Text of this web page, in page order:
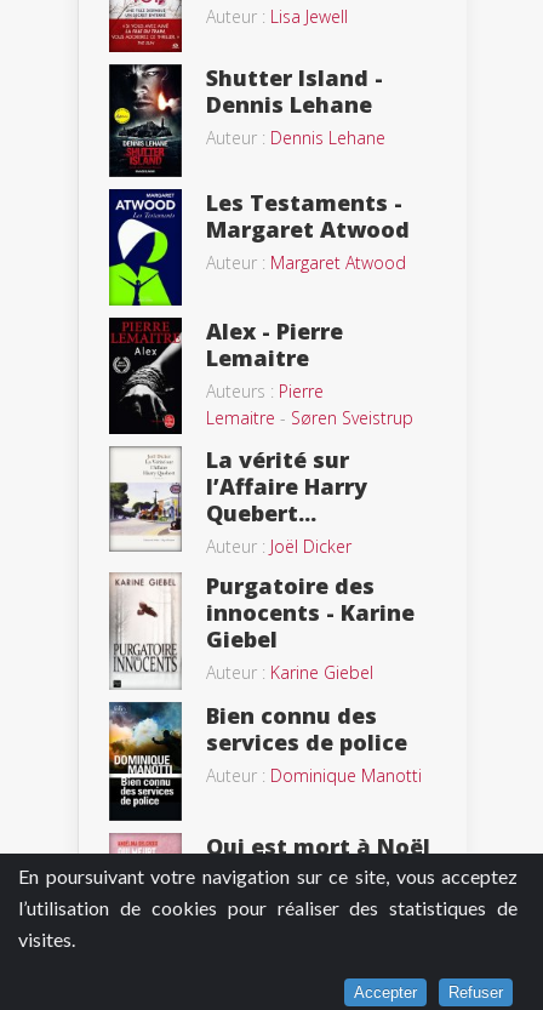
En poursuivant votre navigation sur ce site, vous acceptez
l’utilisation de cookies pour réaliser des statistiques de
visites.
Accepter Refuser
Auteur : Lisa Jewell
Shutter Island -
Dennis Lehane
Auteur : Dennis Lehane
Les Testaments -
Margaret Atwood
Auteur : Margaret Atwood
Alex - Pierre
Lemaitre
Auteurs : Pierre
Lemaitre - Søren Sveistrup
La vérité sur
l’Affaire Harry
Quebert...
Auteur : Joël Dicker
Purgatoire des
innocents - Karine
Giebel
Auteur : Karine Giebel
Bien connu des
services de police
Auteur : Dominique Manotti
Qui est mort à Noël
? - Angélina...
Auteur : Angélina Delcroix
Cinabre - Nicolas